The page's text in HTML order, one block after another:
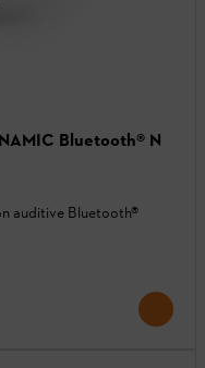
Bluetooth® N
auditive Bluetooth®